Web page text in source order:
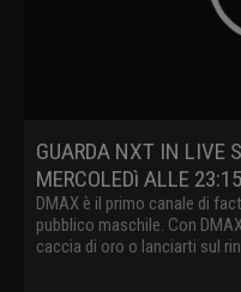
GUARDA NXT IN LIVE
MERCOLEDì ALLE 23:15
DMAX è il primo canale di
pubblico maschile. Con
caccia di oro o lanciarti sul